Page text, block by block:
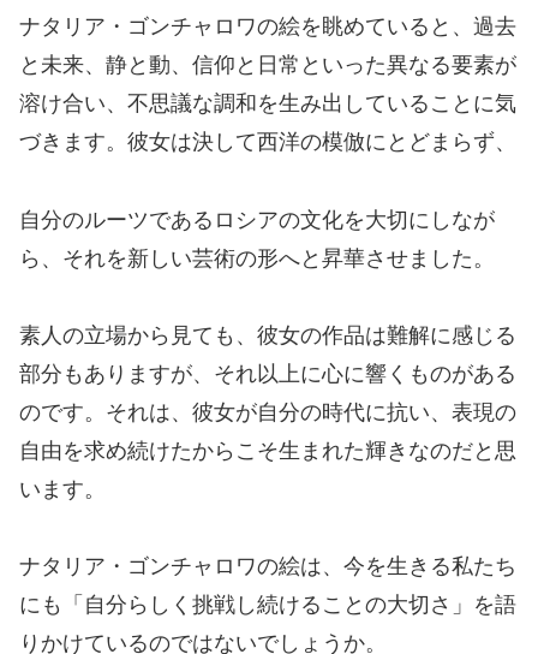
ナタリア・ゴンチャロワの絵を眺めていると、過去
と未来、静と動、信仰と日常といった異なる要素が
溶け合い、不思議な調和を生み出していることに気
づきます。彼女は決して西洋の模倣にとどまらず、
自分のルーツであるロシアの文化を大切にしなが
ら、それを新しい芸術の形へと昇華させました。
素人の立場から見ても、彼女の作品は難解に感じる
部分もありますが、それ以上に心に響くものがある
のです。それは、彼女が自分の時代に抗い、表現の
自由を求め続けたからこそ生まれた輝きなのだと思
います。
ナタリア・ゴンチャロワの絵は、今を生きる私たち
にも「自分らしく挑戦し続けることの大切さ」を語
りかけているのではないでしょうか。